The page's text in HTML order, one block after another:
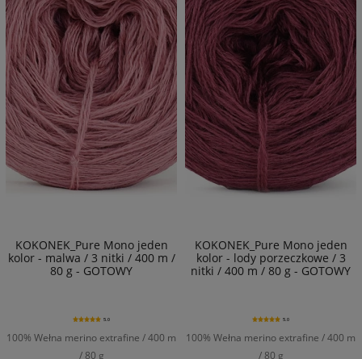
KOKONEK_Pure Mono jeden
kolor - malwa / 3 nitki / 400 m /
80 g - GOTOWY
100% Wełna merino extrafine / 400 m
/ 80 g
5.0
KOKONEK_Pure Mono jeden
kolor - lody porzeczkowe / 3
nitki / 400 m / 80 g - GOTOWY
100% Wełna merino extrafine / 400 m
/ 80 g
5.0